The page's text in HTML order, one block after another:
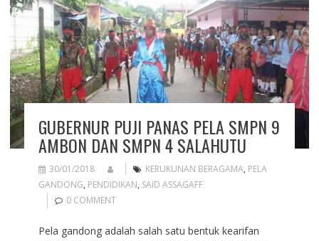
GUBERNUR PUJI PANAS PELA SMPN 9
AMBON DAN SMPN 4 SALAHUTU
30/01/2018 KERUKUNAN BERAGAMA, PELA
GANDONG, PENDIDIKAN, SAID ASSAGAFF
0 COMMENT
Pela gandong adalah salah satu bentuk kearifan